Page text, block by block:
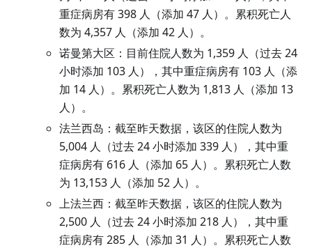
重症病房有 398 人（添加 47 人）。累积死亡人
数为 4,357 人（添加 42 人）。
诺曼第大区：目前住院人数为 1,359 人（过去 24
小时添加 103 人），其中重症病房有 103 人（添
加 14 人）。累积死亡人数为 1,813 人（添加 13
人）。
法兰西岛：截至昨天数据，该区的住院人数为
5,004 人（过去 24 小时添加 339 人），其中重
症病房有 616 人（添加 65 人）。累积死亡人数
为 13,153 人（添加 52 人）。
上法兰西：截至昨天数据，该区的住院人数为
2,500 人（过去 24 小时添加 218 人），其中重
症病房有 285 人（添加 31 人）。累积死亡人数